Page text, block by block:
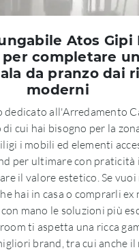
Atos Gipi
completare
da pranzo dai
moderni
dedicato all'Arredamento
cui hai bisogno per la
i mobili ed elementi
per ultimare con praticità
il valore estetico. Se
hai in casa o comprarli ex
mano le soluzioni più
ti aspetta una ricca
brand, tra cui anche il